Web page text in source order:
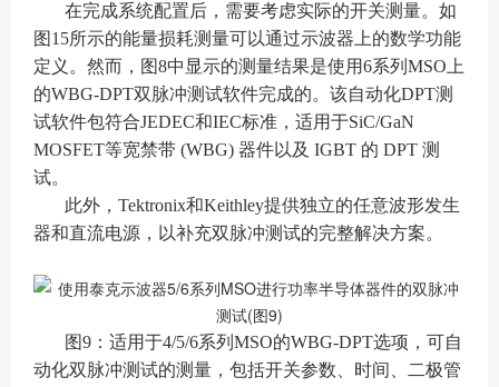
在完成系统配置后，需要考虑实际的开关测量。如
图15所示的能量损耗测量可以通过示波器上的数学功能
定义。然而，图8中显示的测量结果是使用6系列MSO上
的WBG-DPT双脉冲测试软件完成的。该自动化DPT测
试软件包符合JEDEC和IEC标准，适用于SiC/GaN
MOSFET等宽禁带 (WBG) 器件以及 IGBT 的 DPT 测
试。
此外，Tektronix和Keithley提供独立的任意波形发生
器和直流电源，以补充双脉冲测试的完整解决方案。
图9：适用于4/5/6系列MSO的WBG-DPT选项，可自
动化双脉冲测试的测量，包括开关参数、时间、二极管